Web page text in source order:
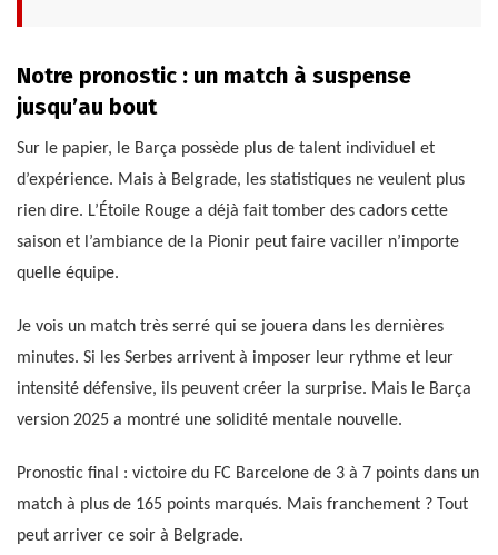
Notre pronostic : un match à suspense
jusqu’au bout
Sur le papier, le Barça possède plus de talent individuel et
d’expérience. Mais à Belgrade, les statistiques ne veulent plus
rien dire. L’Étoile Rouge a déjà fait tomber des cadors cette
saison et l’ambiance de la Pionir peut faire vaciller n’importe
quelle équipe.
Je vois un match très serré qui se jouera dans les dernières
minutes. Si les Serbes arrivent à imposer leur rythme et leur
intensité défensive, ils peuvent créer la surprise. Mais le Barça
version 2025 a montré une solidité mentale nouvelle.
Pronostic final : victoire du FC Barcelone de 3 à 7 points dans un
match à plus de 165 points marqués. Mais franchement ? Tout
peut arriver ce soir à Belgrade.